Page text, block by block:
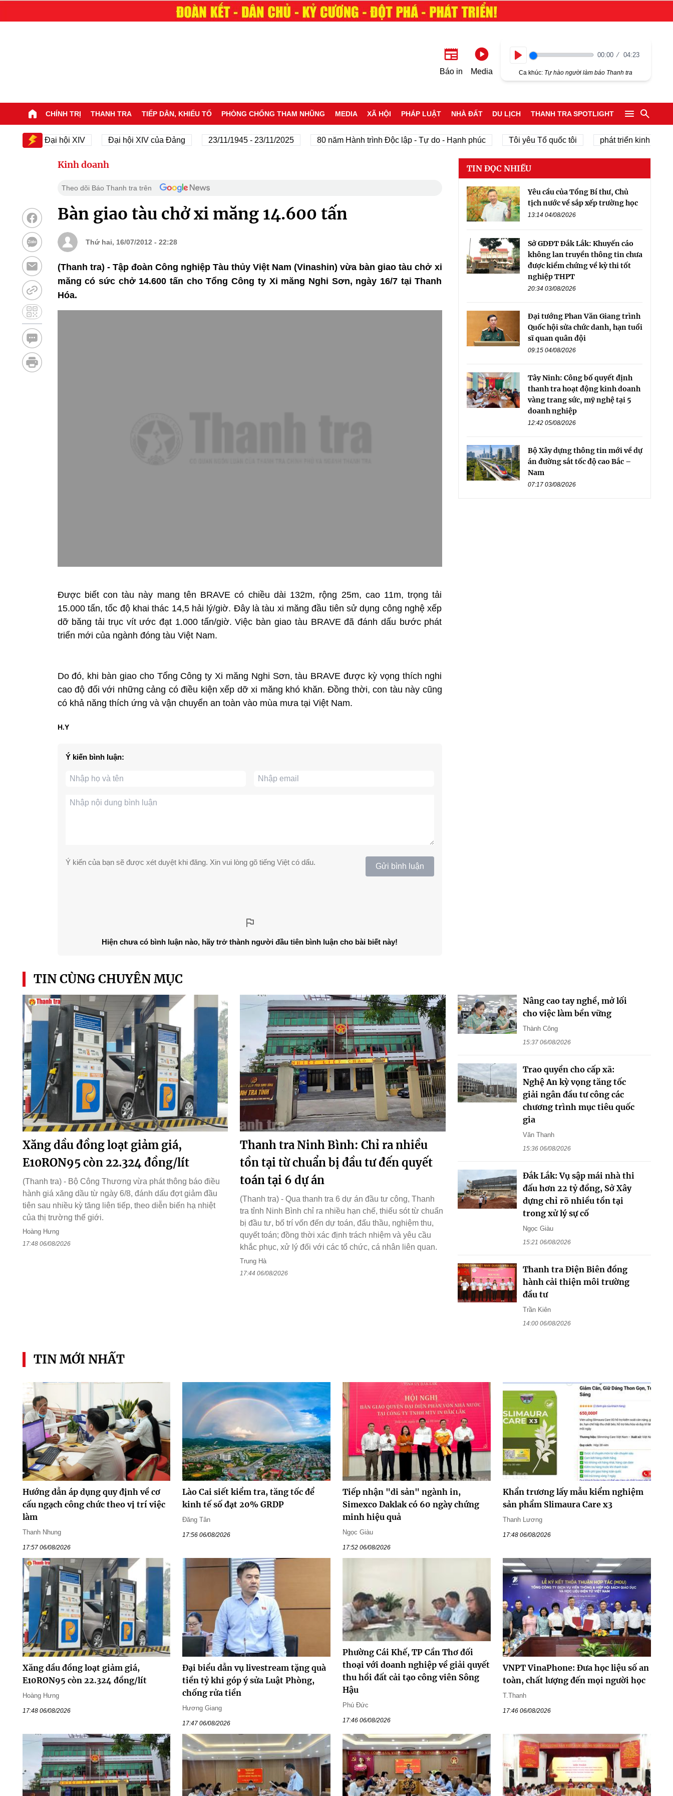
Báo in Media
00:00 04:23
Ca khúc: Tự hào người làm báo Thanh tra
CHÍNH TRỊ THANH TRA TIẾP DÂN, KHIẾU TỐ PHÒNG CHỐNG THAM NHŨNG MEDIA XÃ HỘI PHÁP LUẬT NHÀ ĐẤT DU LỊCH THANH TRA SPOTLIGHT
Đại hội XIV Đại hội XIV của Đảng 23/11/1945 - 23/11/2025 80 năm Hành trình Độc lập - Tự do - Hạnh phúc Tôi yêu Tổ quốc tôi phát triển kinh tế tư nhân
Kinh doanh
Theo dõi Báo Thanh tra trên
Bàn giao tàu chở xi măng 14.600 tấn
Thứ hai, 16/07/2012 - 22:28
(Thanh tra) - Tập đoàn Công nghiệp Tàu thủy Việt Nam (Vinashin) vừa bàn giao tàu chở xi
măng có sức chở 14.600 tấn cho Tổng Công ty Xi măng Nghi Sơn, ngày 16/7 tại Thanh
Hóa.
Được biết con tàu này mang tên BRAVE có chiều dài 132m, rộng 25m, cao 11m, trọng tải
15.000 tấn, tốc độ khai thác 14,5 hải lý/giờ. Đây là tàu xi măng đầu tiên sử dụng công nghệ xếp
dỡ băng tải trục vít ước đạt 1.000 tấn/giờ. Việc bàn giao tàu BRAVE đã đánh dấu bước phát
triển mới của ngành đóng tàu Việt Nam.
Do đó, khi bàn giao cho Tổng Công ty Xi măng Nghi Sơn, tàu BRAVE được kỳ vọng thích nghi
cao độ đối với những cảng có điều kiện xếp dỡ xi măng khó khăn. Đồng thời, con tàu này cũng
có khả năng thích ứng và vận chuyển an toàn vào mùa mưa tại Việt Nam.
H.Y
Ý kiến bình luận:
Ý kiến của bạn sẽ được xét duyệt khi đăng. Xin vui lòng gõ tiếng Việt có dấu. Gửi bình luận
Hiện chưa có bình luận nào, hãy trở thành người đầu tiên bình luận cho bài biết này!
TIN ĐỌC NHIỀU
Yêu cầu của Tổng Bí thư, Chủ
tịch nước về sắp xếp trường học
13:14 04/08/2026
Sở GDĐT Đắk Lắk: Khuyến cáo
không lan truyền thông tin chưa
được kiểm chứng về kỳ thi tốt
nghiệp THPT
20:34 03/08/2026
Đại tướng Phan Văn Giang trình
Quốc hội sửa chức danh, hạn tuổi
sĩ quan quân đội
09:15 04/08/2026
Tây Ninh: Công bố quyết định
thanh tra hoạt động kinh doanh
vàng trang sức, mỹ nghệ tại 5
doanh nghiệp
12:42 05/08/2026
Bộ Xây dựng thông tin mới về dự
án đường sắt tốc độ cao Bắc –
Nam
07:17 03/08/2026
TIN CÙNG CHUYÊN MỤC
Xăng dầu đồng loạt giảm giá,
E10RON95 còn 22.324 đồng/lít
(Thanh tra) - Bộ Công Thương vừa phát thông báo điều
hành giá xăng dầu từ ngày 6/8, đánh dấu đợt giảm đầu
tiên sau nhiều kỳ tăng liên tiếp, theo diễn biến hạ nhiệt
của thị trường thế giới.
Hoàng Hưng
17:48 06/08/2026
Thanh tra Ninh Bình: Chỉ ra nhiều
tồn tại từ chuẩn bị đầu tư đến quyết
toán tại 6 dự án
(Thanh tra) - Qua thanh tra 6 dự án đầu tư công, Thanh
tra tỉnh Ninh Bình chỉ ra nhiều hạn chế, thiếu sót từ chuẩn
bị đầu tư, bố trí vốn đến dự toán, đấu thầu, nghiệm thu,
quyết toán; đồng thời xác định trách nhiệm và yêu cầu
khắc phục, xử lý đối với các tổ chức, cá nhân liên quan.
Trung Hà
17:44 06/08/2026
Nâng cao tay nghề, mở lối
cho việc làm bền vững
Thành Công
15:37 06/08/2026
Trao quyền cho cấp xã:
Nghệ An kỳ vọng tăng tốc
giải ngân đầu tư công các
chương trình mục tiêu quốc
gia
Văn Thanh
15:36 06/08/2026
Đắk Lắk: Vụ sập mái nhà thi
đấu hơn 22 tỷ đồng, Sở Xây
dựng chỉ rõ nhiều tồn tại
trong xử lý sự cố
Ngọc Giàu
15:21 06/08/2026
Thanh tra Điện Biên đồng
hành cải thiện môi trường
đầu tư
Trần Kiên
14:00 06/08/2026
TIN MỚI NHẤT
Hướng dẫn áp dụng quy định về cơ
cấu ngạch công chức theo vị trí việc
làm
Thanh Nhung
17:57 06/08/2026
Lào Cai siết kiểm tra, tăng tốc để
kinh tế số đạt 20% GRDP
Đăng Tân
17:56 06/08/2026
Tiếp nhận "di sản" ngành in,
Simexco Daklak có 60 ngày chứng
minh hiệu quả
Ngọc Giàu
17:52 06/08/2026
Khẩn trương lấy mẫu kiểm nghiệm
sản phẩm Slimaura Care x3
Thanh Lương
17:48 06/08/2026
Xăng dầu đồng loạt giảm giá,
E10RON95 còn 22.324 đồng/lít
Hoàng Hưng
17:48 06/08/2026
Đại biểu dẫn vụ livestream tặng quà
tiền tỷ khi góp ý sửa Luật Phòng,
chống rửa tiền
Hương Giang
17:47 06/08/2026
Phường Cái Khế, TP Cần Thơ đối
thoại với doanh nghiệp về giải quyết
thu hồi đất cải tạo công viên Sông
Hậu
Phú Đức
17:46 06/08/2026
VNPT VinaPhone: Đưa học liệu số an
toàn, chất lượng đến mọi người học
T.Thanh
17:46 06/08/2026